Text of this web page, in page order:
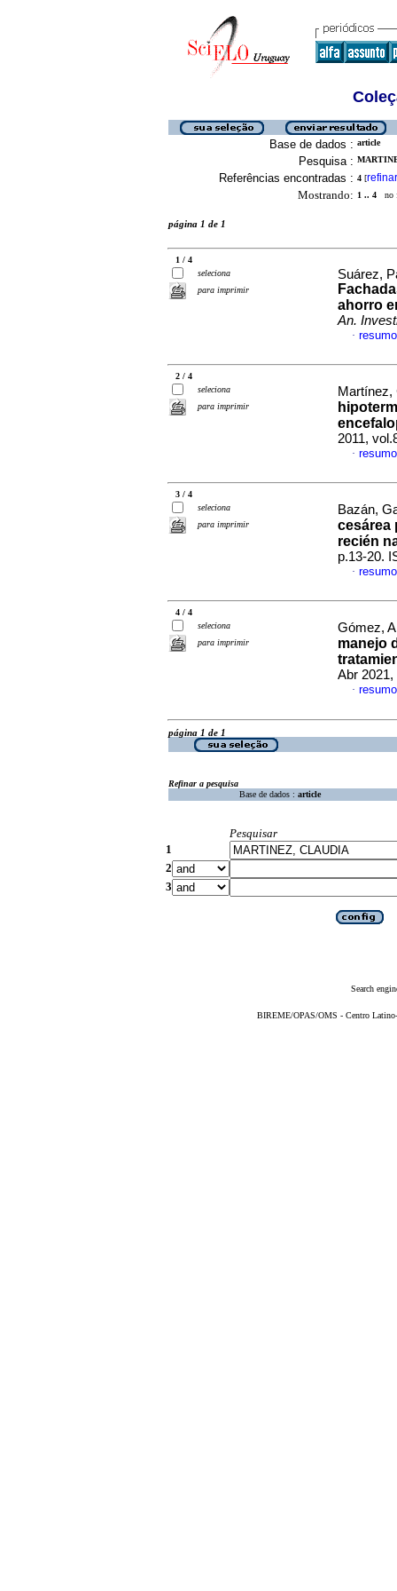
Base de dados : article
Pesquisa :
Referências encontradas : 4 [refinar
Mostrando: 1 .. 4 no
página 1 de 1
1 / 4
seleciona
para imprimir
Suárez,
ahorro
An.
·
2 / 4
seleciona
para imprimir
Martínez,
2011,
·
3 / 4
seleciona
para imprimir
Bazán,
cesárea
recién
p.13-20.
·
4 / 4
seleciona
para imprimir
Gómez,
manejo
Abr 2021,
·
página 1 de 1
Refinar a pesquisa
Base de dados : article
Pesquisar
1
2
3
Search
BIREME/OPAS/OMS - Centro Latino-